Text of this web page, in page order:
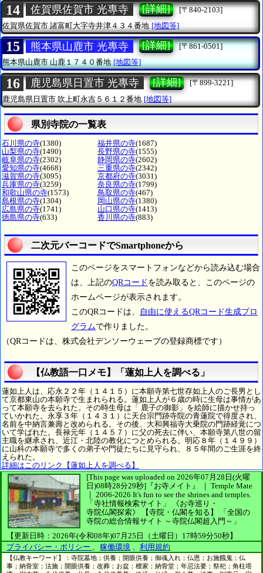
14 佐賀県佐賀市 光專寺 [詳細]
[〒840-2103]
佐賀県佐賀市 諸富町大字寺井津４３４番地 [地図等]
15 熊本県山鹿市 光專寺 [詳細]
[〒861-0501]
熊本県山鹿市山鹿１７４０番地 [地図等]
16 鹿児島県日置市 光專寺 [詳細]
[〒899-3221]
鹿児島県日置市 吹上町永吉５６１２番地 [地図等]
県別寺院の一覧表
石川県の寺(1380) 福井県の寺(1687)
山梨県の寺(1490) 長野県の寺(1555)
岐阜県の寺(2302) 静岡県の寺(2602)
愛知県の寺(4668) 三重県の寺(2342)
滋賀県の寺(3095) 京都府の寺(3031)
兵庫県の寺(3259) 奈良県の寺(1799)
和歌山県の寺(1573) 鳥取県の寺(467)
島根県の寺(1304) 岡山県の寺(1380)
広島県の寺(1741) 山口県の寺(1413)
徳島県の寺(633) 香川県の寺(883)
二次元バーコードでSmartphoneから
このページをスマートフォンなどから読み込む場合
は、上記のQRコード を読み取ると、このページの
ホームページが表示されます。
このQRコードは、
自由に使えるQRコード生成プロ
グラムで作りました。
（QRコードは、株式会社デンソーウェーブの登録商標です）
【仏教語一口メモ】「蓮如上人を調べる」
蓮如上人は、応永２２年（１４１５）に本願寺第七世存如上人のご長男とし
て京都東山の本願寺で生まれられる。蓮如上人が６歳の時に生母は事情があ
って本願寺を去られた。その時生母は「 鹿子の御影」を絵師に描かせ持っ
ていかれた。永享３年（１４３１）に天台宗門跡寺院の青蓮院で得度され、
名前を中納言兼壽と改められる。その後、大和興福寺大乗院の門跡経覚につ
いて学ばれた。長禄元年（１４５７）に父の死去に伴い、本願寺第八世の留
主職を継承され、近江・北陸の教化につとめられる。明応８年（１４９９）
に山科の本願寺で多くの弟子や門徒たちに見守られ、８５年間のご生涯を終
えられた。
詳細はこのリンク【蓮如上人を調べる】
[This page was uploaded on 2026年07月28日(火曜
日)08時28分29秒] 『お寺メイト』 ｜ Temple Mate
｜ 2006-2026 It's fun to see the shrines and temples.
「寺社情報検索サイト」
《お寺巡り・
寺院仏閣探索》
【寺院・仏閣を知る】
「全国の
寺院の総合情報サイト ～寺院仏閣超入門～」
【更新日時：2026年(令和08年)07月25日（土曜日）17時59分50秒】
プライバシー・ポリシー
稼働環境 利用規約
【仏教キーワード】：寺院墓地；供養；開眼供養；御魂入れ；仏恩；お施餓鬼；仏
事；納骨室；法施；開眼供養；改葬；お盆；檀家；納骨堂；年忌法要；祭祀；角柱塔